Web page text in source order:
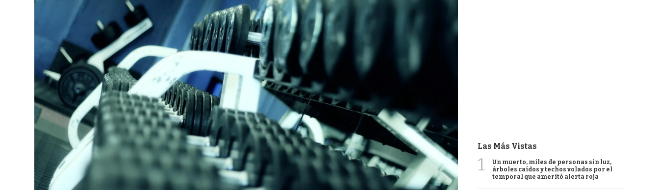
Las Más Vistas
1
Un muerto, miles de personas sin luz,
árboles caídos y techos volados por el
temporal que ameritó alerta roja